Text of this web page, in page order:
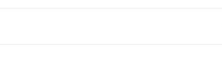
Financiera – Executive